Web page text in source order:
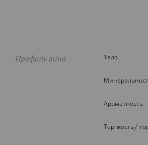
Профиль вина Тело
Ароматность
Терпкость/